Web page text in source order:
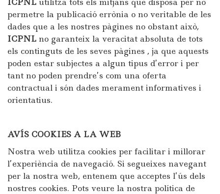
permetre la publicació errònia o no veritable de les
dades que a les nostres pàgines no obstant això,
ICPNL no garanteix la veracitat absoluta de tots
els continguts de les seves pàgines , ja que aquests
poden estar subjectes a algun tipus d’error i per
tant no poden prendre’s com una oferta
contractual i són dades merament informatives i
orientatius.
AVÍS COOKIES A LA WEB
Nostra web utilitza cookies per facilitar i millorar
l’experiència de navegació. Si segueixes navegant
per la nostra web, entenem que acceptes l’ús dels
nostres cookies. Pots veure la nostra política de